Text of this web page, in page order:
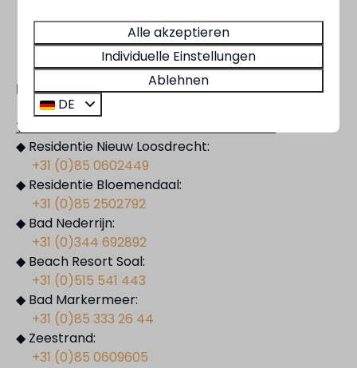
Kontakt
✉️ lobby@marinaparken.nl
Telefonisch sind wir bis 20 Uhr erreichbar.
◆ Residentie Nieuw Loosdrecht:
+31 (0)85 0602449
◆ Residentie Bloemendaal:
+31 (0)85 2502792
◆ Bad Nederrijn:
+31 (0)344 692892
◆ Beach Resort Soal:
+31 (0)515 541 443
◆ Bad Markermeer:
+31 (0)85 333 26 44
◆ Zeestrand:
+31 (0)85 0609605
Alle akzeptieren
Individuelle Einstellungen
Ablehnen
DE